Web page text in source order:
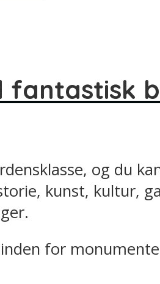
og du
kunst, kultur,
for